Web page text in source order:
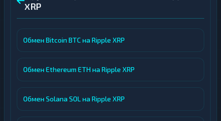
XRP
Обмен Bitcoin BTC на Ripple XRP
Обмен Ethereum ETH на Ripple XRP
Обмен Solana SOL на Ripple XRP